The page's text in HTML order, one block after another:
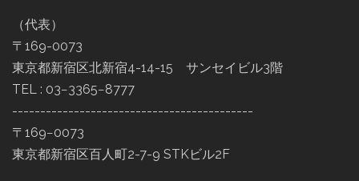
（代表）
〒169-0073
東京都新宿区北新宿4-14-15 サンセイビル3階
TEL : 03−3365−8777
-------------------------------------------
〒169−0073
東京都新宿区百人町2-7-9 STKビル2F